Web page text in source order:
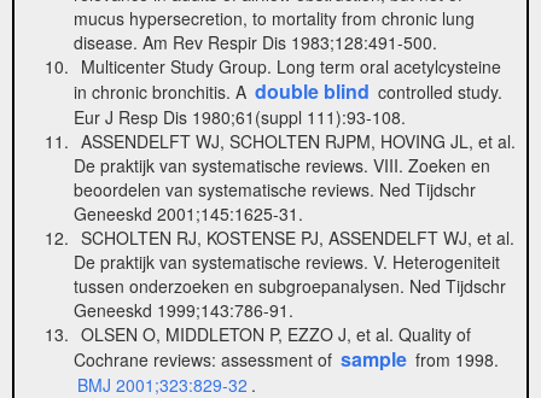
mucus hypersecretion, to mortality from chronic lung
disease. Am Rev Respir Dis 1983;128:491-500.
Multicenter Study Group. Long term oral acetylcysteine
in chronic bronchitis. A double blind controlled study.
Eur J Resp Dis 1980;61(suppl 111):93-108.
ASSENDELFT WJ, SCHOLTEN RJPM, HOVING JL, et al.
De praktijk van systematische reviews. VIII. Zoeken en
beoordelen van systematische reviews. Ned Tijdschr
Geneeskd 2001;145:1625-31.
SCHOLTEN RJ, KOSTENSE PJ, ASSENDELFT WJ, et al.
De praktijk van systematische reviews. V. Heterogeniteit
tussen onderzoeken en subgroepanalysen. Ned Tijdschr
Geneeskd 1999;143:786-91.
OLSEN O, MIDDLETON P, EZZO J, et al. Quality of
Cochrane reviews: assessment of sample from 1998.
BMJ 2001;323:829-32 .